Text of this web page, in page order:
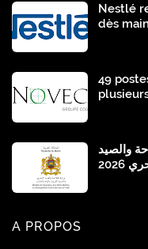
Nestlé
dès
49
والصيد
2026
A PROPOS